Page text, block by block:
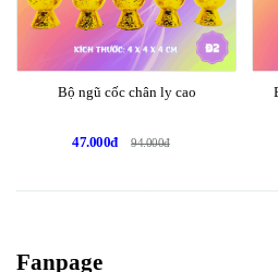
Bộ ngũ cốc chân ly cao
47.000đ 94.000đ
Fanpage